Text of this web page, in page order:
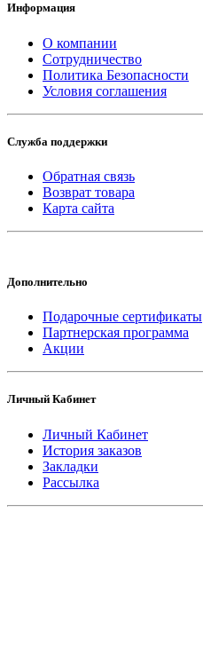
Информация
О компании
Сотрудничество
Политика Безопасности
Условия соглашения
Служба поддержки
Обратная связь
Возврат товара
Карта сайта
Дополнительно
Подарочные сертификаты
Партнерская программа
Акции
Личный Кабинет
Личный Кабинет
История заказов
Закладки
Рассылка